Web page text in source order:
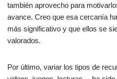
también aprovecho para
avance. Creo que esa cercanía
más significativo y que ellos se
valorados.
Por último, variar los tipos de